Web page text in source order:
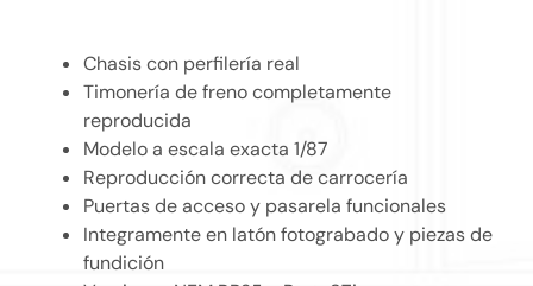
Chasis con perfilería real
Timonería de freno completamente
reproducida
Modelo a escala exacta 1/87
Reproducción correcta de carrocería
Puertas de acceso y pasarela funcionales
Integramente en latón fotograbado y piezas de
fundición